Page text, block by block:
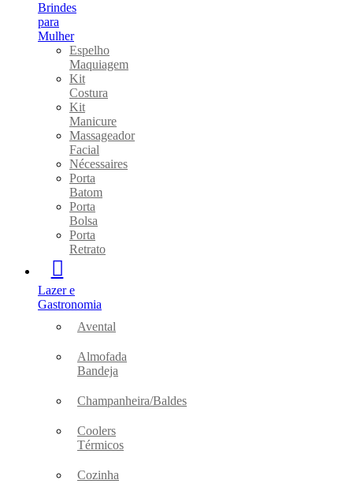
Brindes
para
Mulher
Espelho
Maquiagem
Kit
Costura
Kit
Manicure
Massageador
Facial
Nécessaires
Porta
Batom
Porta
Bolsa
Porta
Retrato
Lazer e
Gastronomia
Avental
Almofada
Bandeja
Champanheira/Baldes
Coolers
Térmicos
Cozinha